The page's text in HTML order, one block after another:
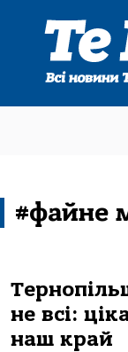
#файне
не всі:
наш край